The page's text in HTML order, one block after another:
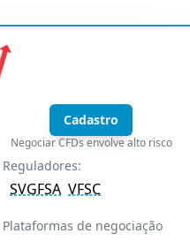
Cadastro
Negociar CFDs envolve alto risco
Reguladores:
SVGFSA VFSC
Plataformas de negociação